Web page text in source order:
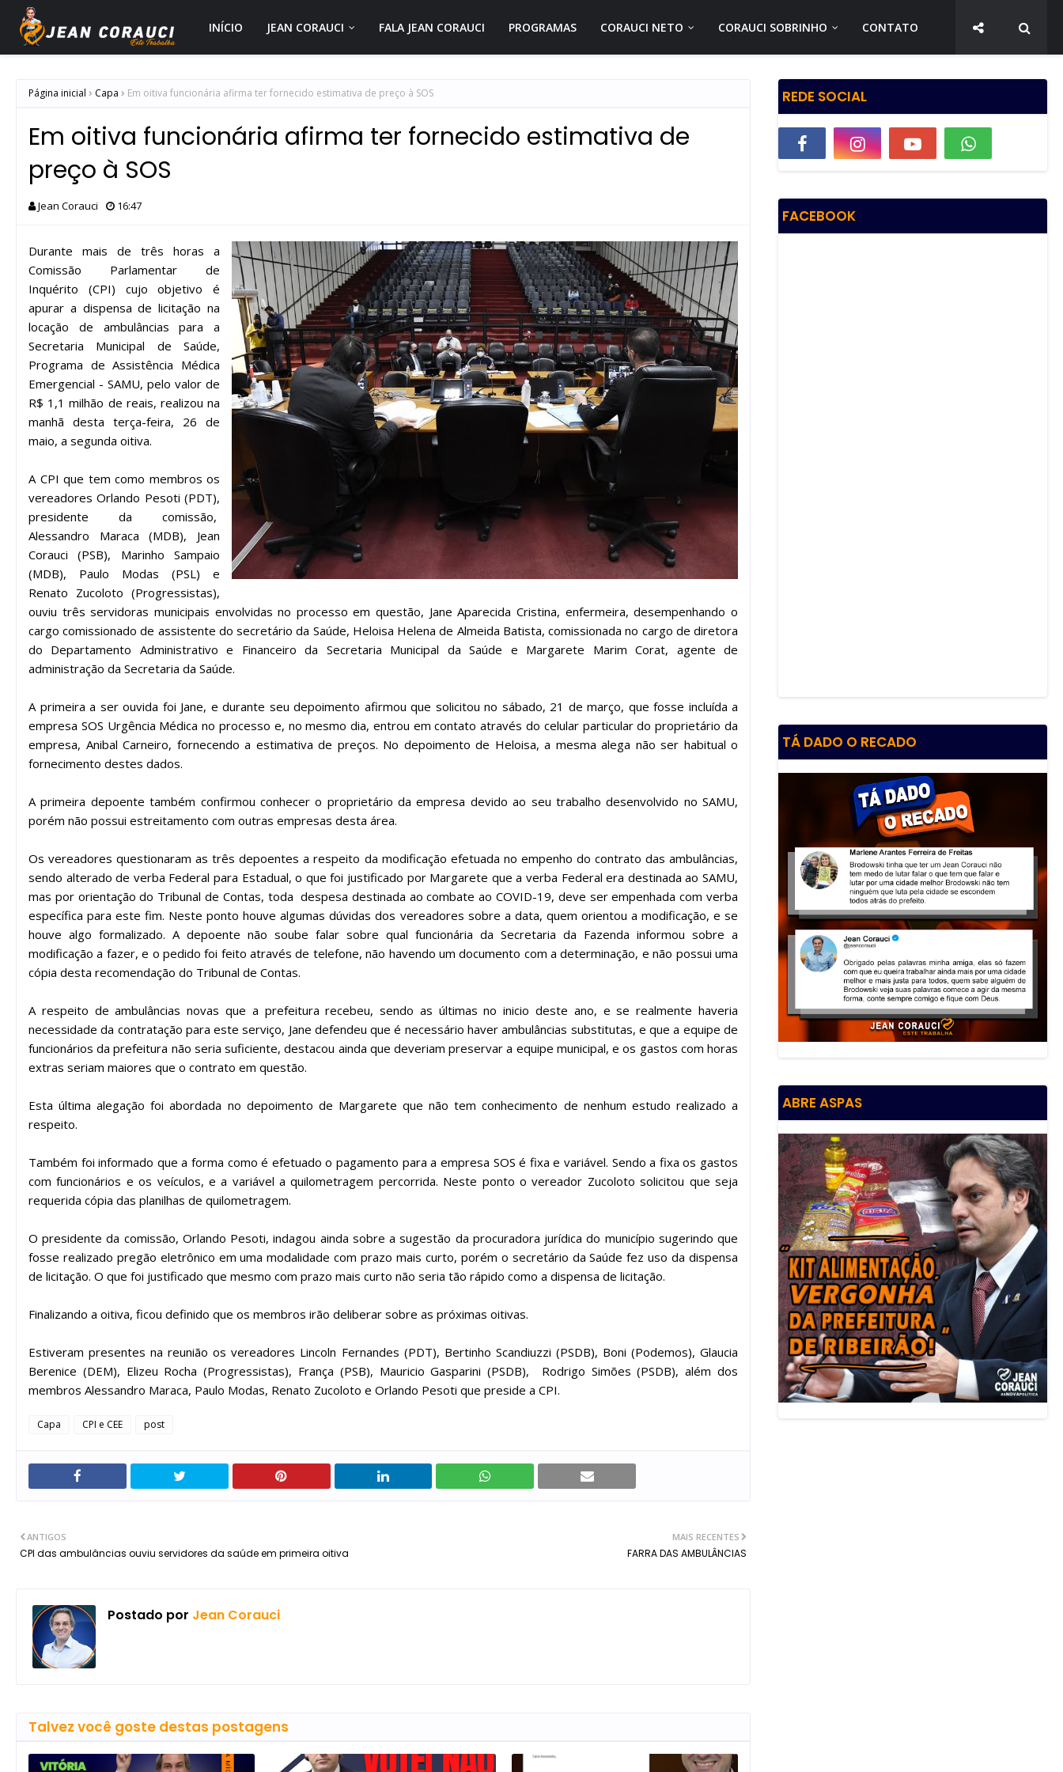
INÍCIO JEAN CORAUCI FALA JEAN CORAUCI PROGRAMAS CORAUCI NETO CORAUCI SOBRINHO CONTATO
Página inicial Capa Em oitiva funcionária afirma ter fornecido estimativa de preço à SOS
Em oitiva funcionária afirma ter fornecido estimativa de
preço à SOS
Jean Corauci 16:47
Durante mais de três horas a
Comissão Parlamentar de
Inquérito (CPI) cujo objetivo é
apurar a dispensa de licitação na
locação de ambulâncias para a
Secretaria Municipal de Saúde,
Programa de Assistência Médica
Emergencial - SAMU, pelo valor de
R$ 1,1 milhão de reais, realizou na
manhã desta terça-feira, 26 de
maio, a segunda oitiva.
A CPI que tem como membros os
vereadores Orlando Pesoti (PDT),
presidente da comissão,
Alessandro Maraca (MDB), Jean
Corauci (PSB), Marinho Sampaio
(MDB), Paulo Modas (PSL) e
Renato Zucoloto (Progressistas),
ouviu três servidoras municipais envolvidas no processo em questão, Jane Aparecida Cristina, enfermeira, desempenhando o
cargo comissionado de assistente do secretário da Saúde, Heloisa Helena de Almeida Batista, comissionada no cargo de diretora
do Departamento Administrativo e Financeiro da Secretaria Municipal da Saúde e Margarete Marim Corat, agente de
administração da Secretaria da Saúde.
A primeira a ser ouvida foi Jane, e durante seu depoimento afirmou que solicitou no sábado, 21 de março, que fosse incluída a
empresa SOS Urgência Médica no processo e, no mesmo dia, entrou em contato através do celular particular do proprietário da
empresa, Anibal Carneiro, fornecendo a estimativa de preços. No depoimento de Heloisa, a mesma alega não ser habitual o
fornecimento destes dados.
A primeira depoente também confirmou conhecer o proprietário da empresa devido ao seu trabalho desenvolvido no SAMU,
porém não possui estreitamento com outras empresas desta área.
Os vereadores questionaram as três depoentes a respeito da modificação efetuada no empenho do contrato das ambulâncias,
sendo alterado de verba Federal para Estadual, o que foi justificado por Margarete que a verba Federal era destinada ao SAMU,
mas por orientação do Tribunal de Contas, toda despesa destinada ao combate ao COVID-19, deve ser empenhada com verba
específica para este fim. Neste ponto houve algumas dúvidas dos vereadores sobre a data, quem orientou a modificação, e se
houve algo formalizado. A depoente não soube falar sobre qual funcionária da Secretaria da Fazenda informou sobre a
modificação a fazer, e o pedido foi feito através de telefone, não havendo um documento com a determinação, e não possui uma
cópia desta recomendação do Tribunal de Contas.
A respeito de ambulâncias novas que a prefeitura recebeu, sendo as últimas no inicio deste ano, e se realmente haveria
necessidade da contratação para este serviço, Jane defendeu que é necessário haver ambulâncias substitutas, e que a equipe de
funcionários da prefeitura não seria suficiente, destacou ainda que deveriam preservar a equipe municipal, e os gastos com horas
extras seriam maiores que o contrato em questão.
Esta última alegação foi abordada no depoimento de Margarete que não tem conhecimento de nenhum estudo realizado a
respeito.
Também foi informado que a forma como é efetuado o pagamento para a empresa SOS é fixa e variável. Sendo a fixa os gastos
com funcionários e os veículos, e a variável a quilometragem percorrida. Neste ponto o vereador Zucoloto solicitou que seja
requerida cópia das planilhas de quilometragem.
O presidente da comissão, Orlando Pesoti, indagou ainda sobre a sugestão da procuradora jurídica do município sugerindo que
fosse realizado pregão eletrônico em uma modalidade com prazo mais curto, porém o secretário da Saúde fez uso da dispensa
de licitação. O que foi justificado que mesmo com prazo mais curto não seria tão rápido como a dispensa de licitação.
Finalizando a oitiva, ficou definido que os membros irão deliberar sobre as próximas oitivas.
Estiveram presentes na reunião os vereadores Lincoln Fernandes (PDT), Bertinho Scandiuzzi (PSDB), Boni (Podemos), Glaucia
Berenice (DEM), Elizeu Rocha (Progressistas), França (PSB), Mauricio Gasparini (PSDB), Rodrigo Simões (PSDB), além dos
membros Alessandro Maraca, Paulo Modas, Renato Zucoloto e Orlando Pesoti que preside a CPI.
Capa CPI e CEE post
MAIS RECENTES
FARRA DAS AMBULÂNCIAS
ANTIGOS
CPI das ambulâncias ouviu servidores da saúde em primeira oitiva
Postado por Jean Corauci
Talvez você goste destas postagens
REDE SOCIAL
FACEBOOK
TÁ DADO O RECADO
ABRE ASPAS